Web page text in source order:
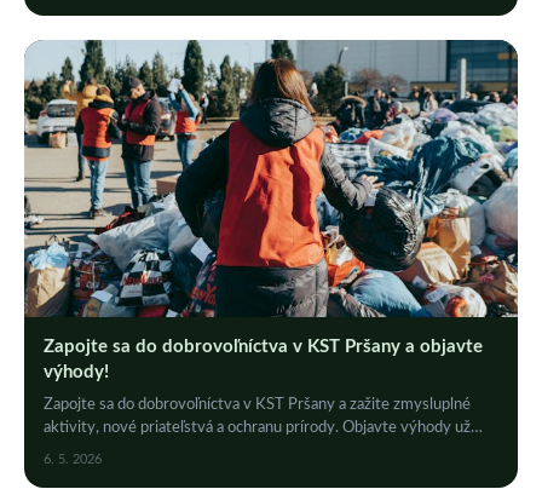
Zapojte sa do dobrovoľníctva v KST Pršany a objavte
výhody!
Zapojte sa do dobrovoľníctva v KST Pršany a zažite zmysluplné
aktivity, nové priateľstvá a ochranu prírody. Objavte výhody už
dnes!
6. 5. 2026